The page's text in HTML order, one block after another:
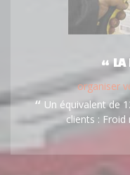
LA
organiser
Un équivalent de
clients :